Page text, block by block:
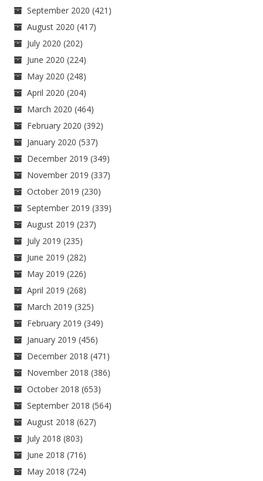
September 2020 (421)
August 2020 (417)
July 2020 (202)
June 2020 (224)
May 2020 (248)
April 2020 (204)
March 2020 (464)
February 2020 (392)
January 2020 (537)
December 2019 (349)
November 2019 (337)
October 2019 (230)
September 2019 (339)
August 2019 (237)
July 2019 (235)
June 2019 (282)
May 2019 (226)
April 2019 (268)
March 2019 (325)
February 2019 (349)
January 2019 (456)
December 2018 (471)
November 2018 (386)
October 2018 (653)
September 2018 (564)
August 2018 (627)
July 2018 (803)
June 2018 (716)
May 2018 (724)